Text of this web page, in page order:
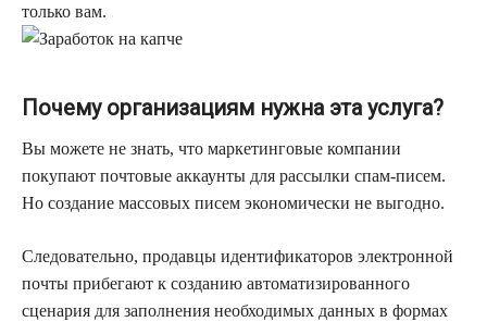
только вам.
Почему организациям нужна эта услуга?
Вы можете не знать, что маркетинговые компании
покупают почтовые аккаунты для рассылки спам-писем.
Но создание массовых писем экономически не выгодно.
Следовательно, продавцы идентификаторов электронной
почты прибегают к созданию автоматизированного
сценария для заполнения необходимых данных в формах